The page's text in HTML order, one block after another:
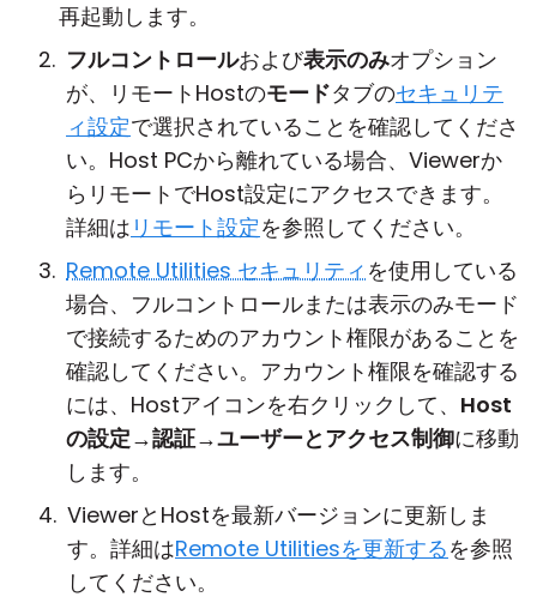
再起動します。
フルコントロールおよび表示のみオプション
が、リモートHostのモードタブのセキュリテ
ィ設定で選択されていることを確認してくださ
い。Host PCから離れている場合、Viewerか
らリモートでHost設定にアクセスできます。
詳細は リモート設定を参照してください。
Remote Utilities セキュリティを使用している
場合、フルコントロールまたは表示のみモード
で接続するためのアカウント権限があることを
確認してください。アカウント権限を確認する
には、Hostアイコンを右クリックして、 Host
の設定→認証→ユーザーとアクセス制御に移動
します。
ViewerとHostを最新バージョンに更新しま
す。詳細はRemote Utilitiesを更新するを参照
してください。